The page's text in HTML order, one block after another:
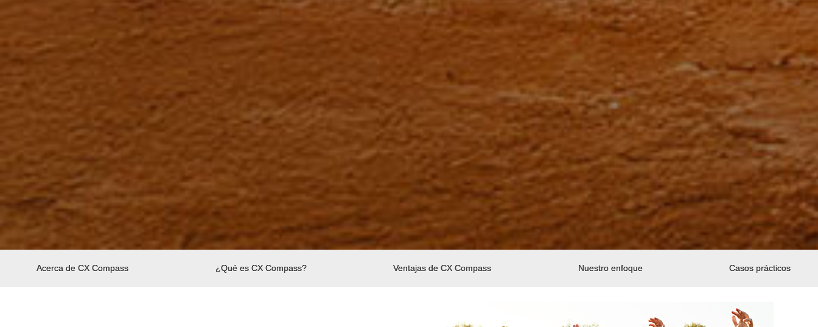
Acerca de CX Compass ¿Qué es CX Compass? Ventajas de CX Compass Nuestro enfoque Casos prácticos